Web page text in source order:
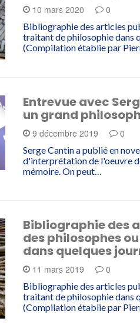
10 mars 2020 0
Bibliographie des articles
traitant de philosophie dans
(Compilation établie par
Entrevue avec
un grand
9 décembre 2019 0
Serge Cantin a publié en
d'interprétation de l'oeuvre
mémoire. On peut…
Bibliographie des
des philosophes
dans quelques
11 mars 2019 0
Bibliographie des articles
traitant de philosophie dans
(Compilation établie par